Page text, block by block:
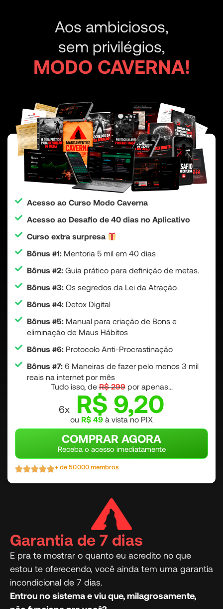
Aos ambiciosos,
sem privilégios,
MODO CAVERNA!
Acesso ao Curso Modo Caverna
Acesso ao Desafio de 40 dias no Aplicativo
Curso extra surpresa
Bônus #1:Mentoria 5 mil em 40 dias
Bônus #2: Guia prático para definição de metas.
Bônus #3:Os segredos da Lei da Atração.
Bônus #4:Detox Digital
Bônus #5: Manual para criação de Bons e
eliminação de Maus Hábitos
Bônus #6:Protocolo Anti-Procrastinação
Bônus #7: 6 Maneiras de fazer pelo menos 3 mil
reais na internet por mês
Tudo isso, deR$ 299por apenas...
6x R$ 9,20
ou R$ 49 à vista no PIX
COMPRAR AGORA
Receba o acesso imediatamente
+ de 50.000 membros
Garantia de 7 dias
E pra te mostrar o quanto eu acredito no que
estou te oferecendo, você ainda tem uma garantia
incondicional de 7 dias.
Entrou no sistema e viu que, milagrosamente,